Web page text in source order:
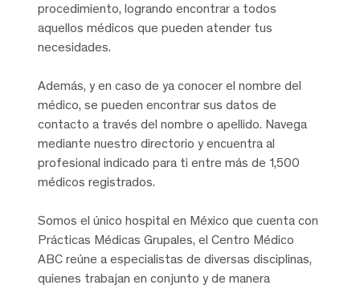
procedimiento, logrando encontrar a todos
aquellos médicos que pueden atender tus
necesidades.
Además, y en caso de ya conocer el nombre del
médico, se pueden encontrar sus datos de
contacto a través del nombre o apellido. Navega
mediante nuestro directorio y encuentra al
profesional indicado para ti entre más de 1,500
médicos registrados.
Somos el único hospital en México que cuenta con
Prácticas Médicas Grupales, el Centro Médico
ABC reúne a especialistas de diversas disciplinas,
quienes trabajan en conjunto y de manera